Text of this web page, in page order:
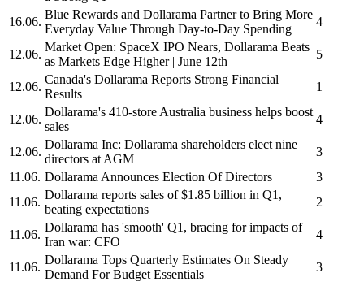
16.06.
Blue Rewards and Dollarama Partner to Bring More
Everyday Value Through Day-to-Day Spending
4
12.06.
Market Open: SpaceX IPO Nears, Dollarama Beats
as Markets Edge Higher | June 12th
5
12.06.
Canada's Dollarama Reports Strong Financial
Results
1
12.06.
Dollarama's 410-store Australia business helps boost
sales
4
12.06.
Dollarama Inc: Dollarama shareholders elect nine
directors at AGM
3
11.06. Dollarama Announces Election Of Directors
3
11.06.
Dollarama reports sales of $1.85 billion in Q1,
beating expectations
2
11.06.
Dollarama has 'smooth' Q1, bracing for impacts of
Iran war: CFO
4
11.06.
Dollarama Tops Quarterly Estimates On Steady
Demand For Budget Essentials
3